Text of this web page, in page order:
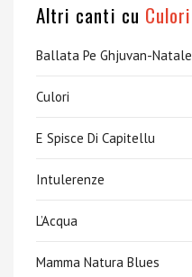
Altri canti cu Culori
Ballata Pe Ghjuvan-Natale
Culori
E Spisce Di Capitellu
Intulerenze
L’Acqua
Mamma Natura Blues